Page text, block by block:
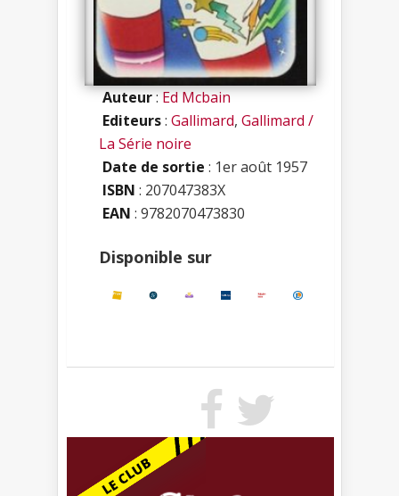
Auteur:Ed Mcbain
Editeurs: Gallimard, Gallimard /
La Série noire
Date de sortie : 1er août 1957
ISBN : 207047383X
EAN : 9782070473830
Disponible sur